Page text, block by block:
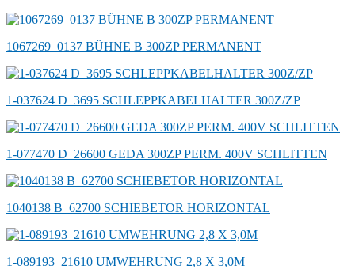
1067269_0137 BÜHNE B 300ZP PERMANENT
1-037624 D_3695 SCHLEPPKABELHALTER 300Z/ZP
1-077470 D_26600 GEDA 300ZP PERM. 400V SCHLITTEN
1040138 B_62700 SCHIEBETOR HORIZONTAL
1-089193_21610 UMWEHRUNG 2,8 X 3,0M